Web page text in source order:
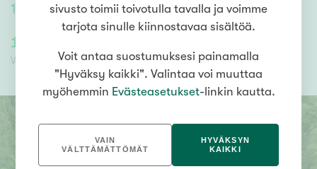
1187 m² OKTT
139 000,00 €
Velaton hinta Myyntihinta
sivusto toimii toivotulla tavalla ja voimme
tarjota sinulle kiinnostavaa sisältöä.
Voit antaa suostumuksesi painamalla
"Hyväksy kaikki". Valintaa voi muuttaa
myöhemmin Evästeasetukset-linkin kautta.
VAIN
VÄLTTÄMÄTTÖMÄT
HYVÄKSYN
KAIKKI